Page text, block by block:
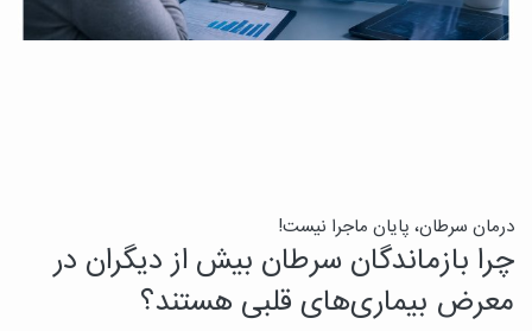
درمان سرطان، پایان ماجرا نیست!
چرا بازماندگان سرطان بیش از دیگران در
معرض بیماری‌های قلبی هستند؟